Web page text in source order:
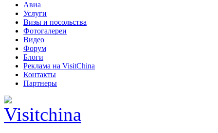
Авиа
Услуги
Визы и посольства
Фотогалереи
Видео
Форум
Блоги
Реклама на VisitChina
Контакты
Партнеры